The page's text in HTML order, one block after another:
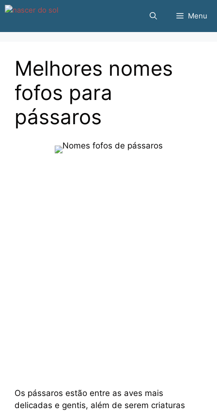
Pular
o
Menu
Melhores nomes
fofos para
pássaros
Os pássaros estão entre as aves mais
delicadas e gentis, além de serem criaturas